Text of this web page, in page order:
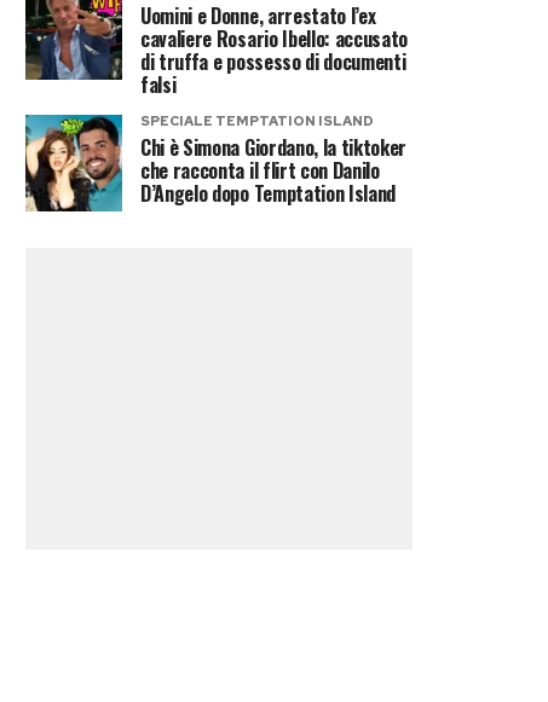
Uomini e Donne, arrestato l’ex
cavaliere Rosario Ibello: accusato
di truffa e possesso di documenti
falsi
SPECIALE TEMPTATION ISLAND
Chi è Simona Giordano, la tiktoker
che racconta il flirt con Danilo
D’Angelo dopo Temptation Island